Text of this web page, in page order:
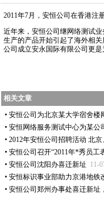
2011年7月，安恒公司在香港注
近年来，安恒公司继网络测试
生产的产品开始引起了海外相
公司成立安永国际有限公司更
相关文章
• 安恒公司为北京某大学宿舍楼
• 安恒网络服务测试中心为某公
• 2012年安恒公司招聘活动 北
• 安恒公司召开“2011年*秀员工
• 安恒公司沈阳办喜迁新址 11-
• 安恒标识事业部助力京港地铁
• 安恒公司郑州办事处喜迁新址